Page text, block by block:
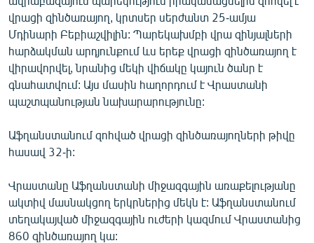
ԲԱՆԱՎԵՃ
ՁԳՏԵԼՈՎ ԼԱՎԱԳՈՒՅՆԻՆ
ՓՈԴՔԱՍԹ
Հայերեն
English
Русский
ՀԵՏԵՎԵՔ ՄԵԶ
վրացի զինծառայող, կրտսեր սերժանտ 25-ամյա
Մդինարի Բեբիաշվիլին: Պարեկախմբի վրա զինյալների
հարձակման արդյունքում ևս երեք վրացի զինծառայող է
վիրավորվել, նրանից մեկի վիճակը կայուն ծանր է
գնահատվում: Այս մասին հաղորդում է Վրաստանի
պաշտպանության նախարարությունը:
Աֆղանստանում զոհված վրացի զինծառայողների թիվը
հասավ 32-ի:
Վրաստանը Աֆղանստանի միջազգային առաքելությանը
ակտիվ մասնակցող երկրներից մեկն է: Աֆղանստանում
տեղակայված միջազգային ուժերի կազմում Վրաստանից
860 զինծառայող կա: